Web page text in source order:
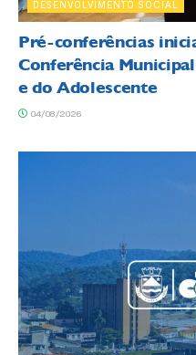
DESENVOLVIMENTO SOCIAL
Pré-conferências
Conferência
e do Adolescente
04/08/2026